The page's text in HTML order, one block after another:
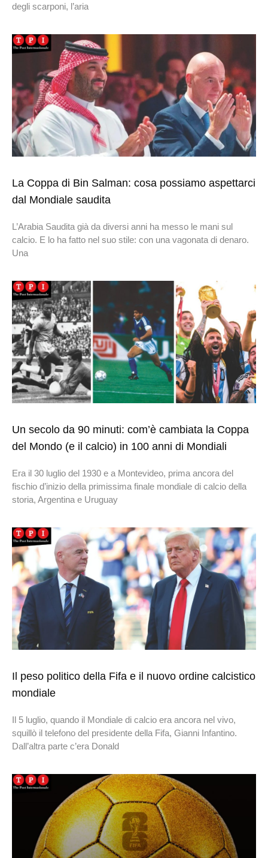
degli scarponi, l’aria
La Coppa di Bin Salman: cosa possiamo aspettarci
dal Mondiale saudita
L’Arabia Saudita già da diversi anni ha messo le mani sul
calcio. E lo ha fatto nel suo stile: con una vagonata di denaro.
Una
Un secolo da 90 minuti: com’è cambiata la Coppa
del Mondo (e il calcio) in 100 anni di Mondiali
Era il 30 luglio del 1930 e a Montevideo, prima ancora del
fischio d’inizio della primissima finale mondiale di calcio della
storia, Argentina e Uruguay
Il peso politico della Fifa e il nuovo ordine calcistico
mondiale
Il 5 luglio, quando il Mondiale di calcio era ancora nel vivo,
squillò il telefono del presidente della Fifa, Gianni Infantino.
Dall’altra parte c’era Donald